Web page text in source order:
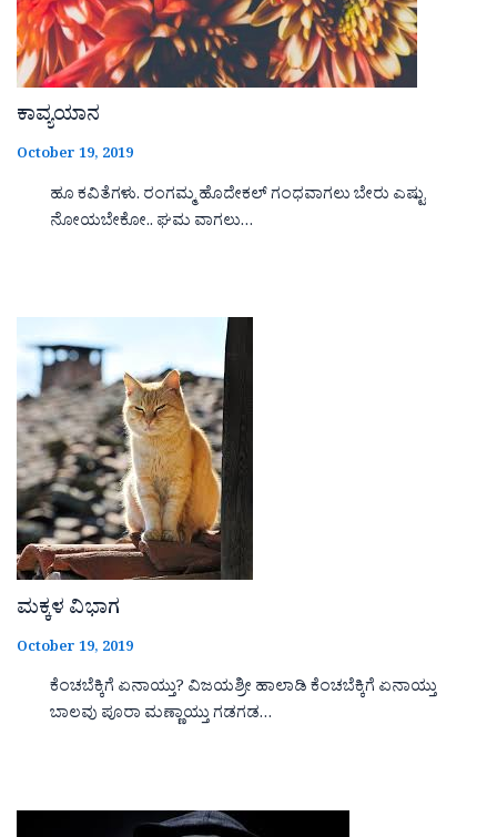
ಕಾವ್ಯಯಾನ
October 19, 2019
ಹೂ ಕವಿತೆಗಳು. ರಂಗಮ್ಮ ಹೊದೇಕಲ್ ಗಂಧವಾಗಲು ಬೇರು ಎಷ್ಟು
ನೋಯಬೇಕೋ.. ಘಮ ವಾಗಲು…
ಮಕ್ಕಳ ವಿಭಾಗ
October 19, 2019
ಕೆಂಚಬೆಕ್ಕಿಗೆ ಏನಾಯ್ತು? ವಿಜಯಶ್ರೀ ಹಾಲಾಡಿ ಕೆಂಚಬೆಕ್ಕಿಗೆ ಏನಾಯ್ತು
ಬಾಲವು ಪೂರಾ ಮಣ್ಣಾಯ್ತು ಗಡಗಡ…